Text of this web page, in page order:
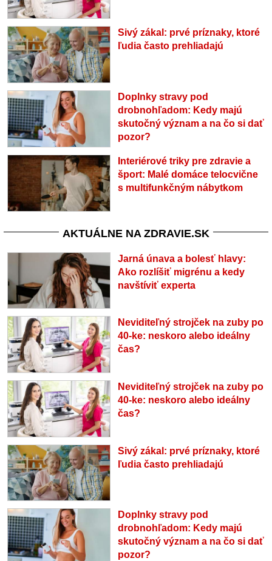
Sivý zákal: prvé príznaky, ktoré
ľudia často prehliadajú
Doplnky stravy pod
drobnohľadom: Kedy majú
skutočný význam a na čo si dať
pozor?
Interiérové triky pre zdravie a
šport: Malé domáce telocvične
s multifunkčným nábytkom
AKTUÁLNE NA ZDRAVIE.SK
Jarná únava a bolesť hlavy:
Ako rozlíšiť migrénu a kedy
navštíviť experta
Neviditeľný strojček na zuby po
40-ke: neskoro alebo ideálny
čas?
Neviditeľný strojček na zuby po
40-ke: neskoro alebo ideálny
čas?
Sivý zákal: prvé príznaky, ktoré
ľudia často prehliadajú
Doplnky stravy pod
drobnohľadom: Kedy majú
skutočný význam a na čo si dať
pozor?